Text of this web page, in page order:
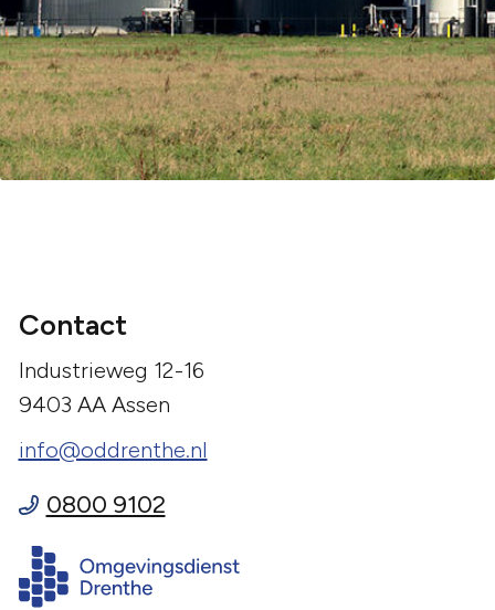
Contact
Industrieweg 12-16
9403 AA Assen
info@oddrenthe.nl
0800 9102